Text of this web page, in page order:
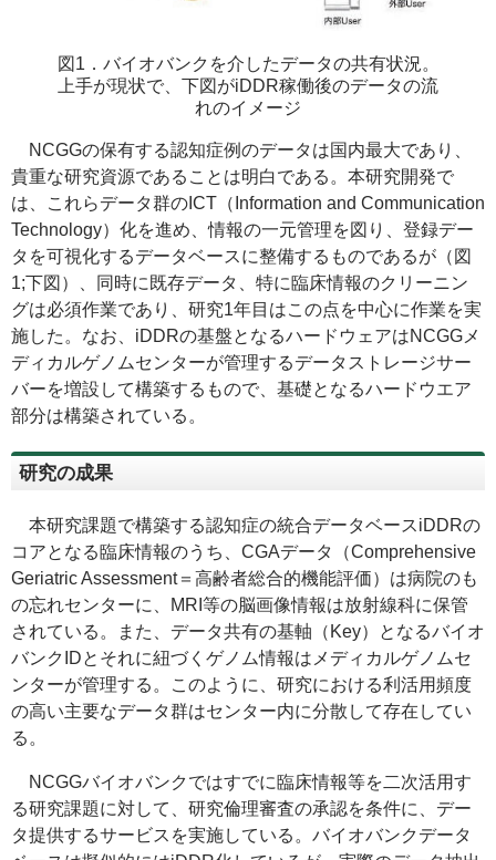
図1．バイオバンクを介したデータの共有状況。
上手が現状で、下図がiDDR稼働後のデータの流
れのイメージ
NCGGの保有する認知症例のデータは国内最大であり、
貴重な研究資源であることは明白である。本研究開発で
は、これらデータ群のICT（ Information and Communication
Technology）化を進め、情報の一元管理を図り、登録デー
タを可視化するデータベースに整備するものであるが（図
1;下図）、同時に既存データ、特に臨床情報のクリーニン
グは必須作業であり、研究1年目はこの点を中心に作業を実
施した。なお、iDDRの基盤となるハードウェアはNCGGメ
ディカルゲノムセンターが管理するデータストレージサー
バーを増設して構築するもので、基礎となるハードウエア
部分は構築されている。
研究の成果
本研究課題で構築する認知症の統合データベースiDDRの
コアとなる臨床情報のうち、CGAデータ（Comprehensive
Geriatric Assessment＝高齢者総合的機能評価）は病院のも
の忘れセンターに、MRI等の脳画像情報は放射線科に保管
されている。また、データ共有の基軸（ Key）となるバイオ
バンクIDとそれに紐づくゲノム情報はメディカルゲノムセ
ンターが管理する。このように、研究における利活用頻度
の高い主要なデータ群はセンター内に分散して存在してい
る。
NCGGバイオバンクではすでに臨床情報等を二次活用す
る研究課題に対して、研究倫理審査の承認を条件に、デー
タ提供するサービスを実施している。バイオバンクデータ